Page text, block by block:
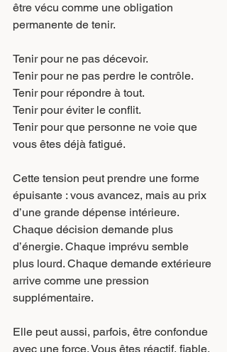
être vécu comme une obligation
permanente de tenir.
Tenir pour ne pas décevoir.
Tenir pour ne pas perdre le contrôle.
Tenir pour répondre à tout.
Tenir pour éviter le conflit.
Tenir pour que personne ne voie que
vous êtes déjà fatigué.
Cette tension peut prendre une forme
épuisante : vous avancez, mais au prix
d’une grande dépense intérieure.
Chaque décision demande plus
d’énergie. Chaque imprévu semble
plus lourd. Chaque demande extérieure
arrive comme une pression
supplémentaire.
Elle peut aussi, parfois, être confondue
avec une force. Vous êtes réactif, fiable,